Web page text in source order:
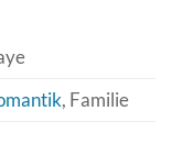
, Familie